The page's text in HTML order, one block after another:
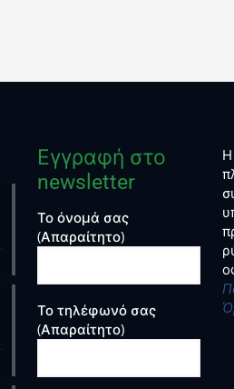
Εγγραφή στο
newsletter
Το όνομά σας
(Απαραίτητο)
Το τηλέφωνό σας
(Απαραίτητο)
Η